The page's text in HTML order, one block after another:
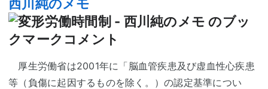
厚生労働省は2001年に「脳血管疾患及び虚血性心疾患
等（負傷に起因するものを除く。）の認定基準につい